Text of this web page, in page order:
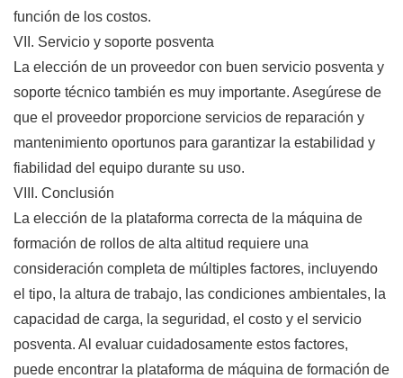
función de los costos.
VII. Servicio y soporte posventa
La elección de un proveedor con buen servicio posventa y
soporte técnico también es muy importante. Asegúrese de
que el proveedor proporcione servicios de reparación y
mantenimiento oportunos para garantizar la estabilidad y
fiabilidad del equipo durante su uso.
VIII. Conclusión
La elección de la plataforma correcta de la máquina de
formación de rollos de alta altitud requiere una
consideración completa de múltiples factores, incluyendo
el tipo, la altura de trabajo, las condiciones ambientales, la
capacidad de carga, la seguridad, el costo y el servicio
posventa. Al evaluar cuidadosamente estos factores,
puede encontrar la plataforma de máquina de formación de